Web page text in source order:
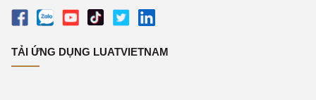
TẢI ỨNG DỤNG LUATVIETNAM